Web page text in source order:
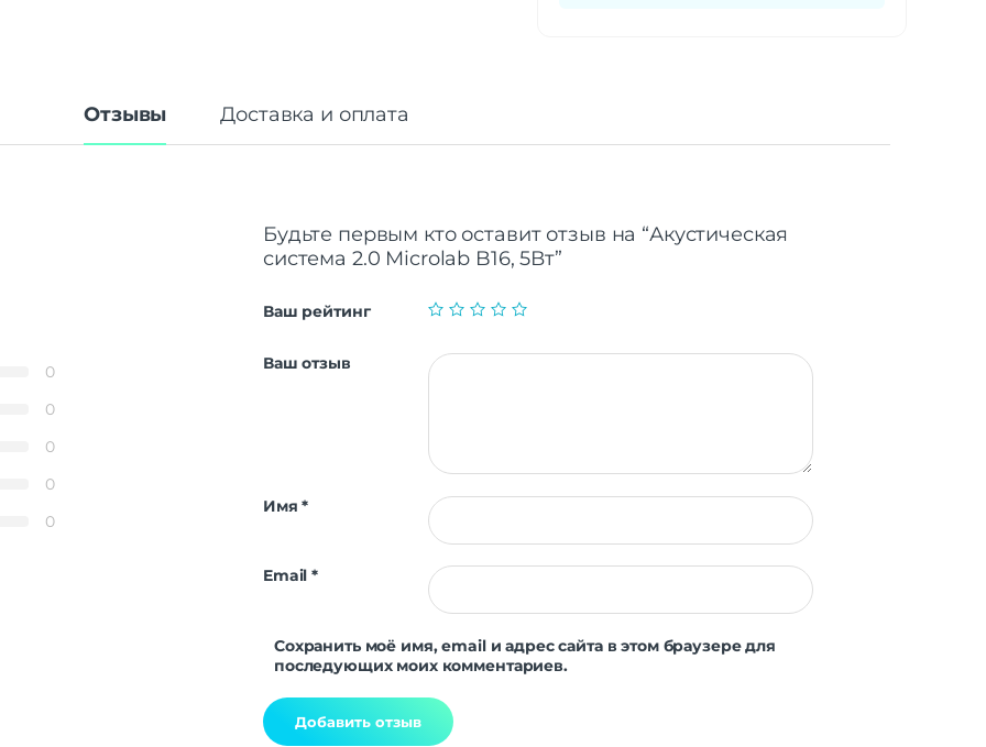
Отзывы Доставка и оплата
0
0
0
0
0
Будьте первым кто оставит отзыв на “Акустическая
система 2.0 Microlab B16, 5Вт”
Ваш рейтинг
Ваш отзыв
Имя*
Email*
Сохранить моё имя, email и адрес сайта в этом браузере для
последующих моих комментариев.